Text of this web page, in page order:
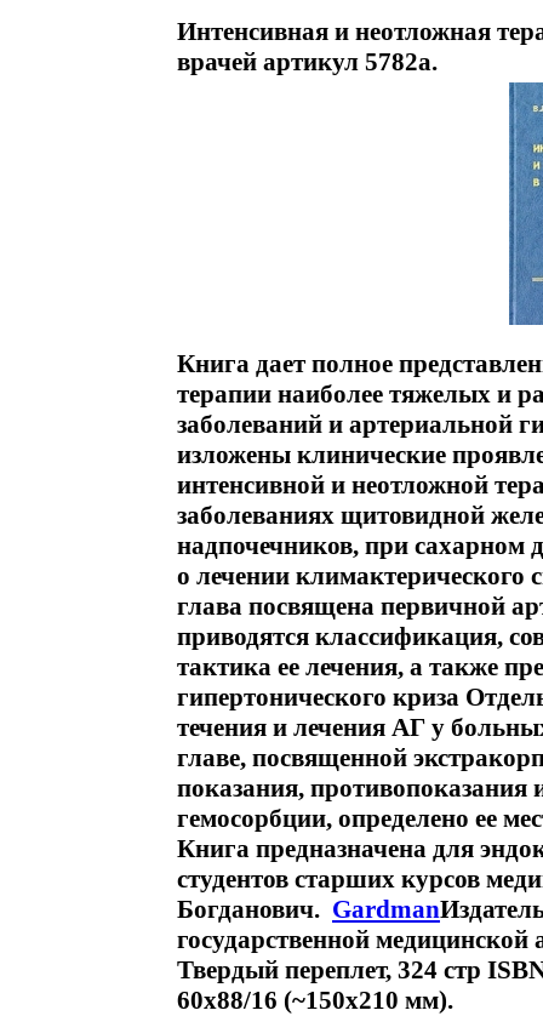
Интенсивная и неотложная
врачей артикул 5782a.
Книга дает полное
терапии наиболее тяжелых и
заболеваний и артериальной
изложены клинические
интенсивной и неотложной
заболеваниях щитовидной
надпочечников, при сахарном
о лечении
глава посвящена первичной
приводятся классификация,
тактика ее лечения, а также
гипертонического криза
течения и лечения АГ у
главе, посвященной
показания, противопоказания
гемосорбции, определено ее
Книга предназначена для
студентов старших курсов
Богданович. Gardman
государственной
Твердый переплет, 324 стр
60x88/16 (~150x210 мм).